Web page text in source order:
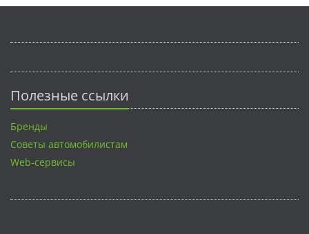
Полезные ссылки
Бренды
Советы автомобилистам
Web-сервисы